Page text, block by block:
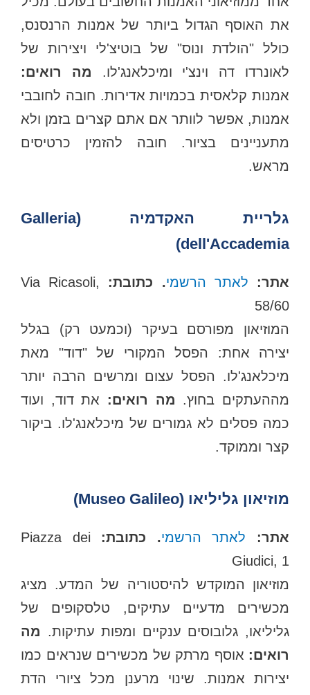
את האוסף הגדול ביותר של אמנות הרנסנס,
כולל "הולדת ונוס" של בוטיצ'לי ויצירות של
לאונרדו דה וינצ'י ומיכלאנג'לו.מה רואים:
אמנות קלאסית בכמויות אדירות. חובה לחובבי
אמנות, אפשר לוותר אם אתם קצרים בזמן ולא
מתעניינים בציור. חובה להזמין כרטיסים
מראש.
גלריית האקדמיה (Galleria
dell'Accademia)
אתר: לאתר הרשמי. כתובת: Via Ricasoli,
58/60
המוזיאון מפורסם בעיקר (וכמעט רק) בגלל
יצירה אחת: הפסל המקורי של "דוד" מאת
מיכלאנג'לו. הפסל עצום ומרשים הרבה יותר
מההעתקים בחוץ.מה רואים:את דוד, ועוד
כמה פסלים לא גמורים של מיכלאנג'לו. ביקור
קצר וממוקד.
מוזיאון גליליאו (Museo Galileo)
אתר: לאתר הרשמי. כתובת:
Piazza dei
Giudici, 1
מוזיאון המוקדש להיסטוריה של המדע. מציג
מכשירים מדעיים עתיקים, טלסקופים של
גליליאו, גלובוסים ענקיים ומפות עתיקות.מה
רואים:אוסף מרתק של מכשירים שנראים כמו
יצירות אמנות. שינוי מרענן מכל ציורי הדת